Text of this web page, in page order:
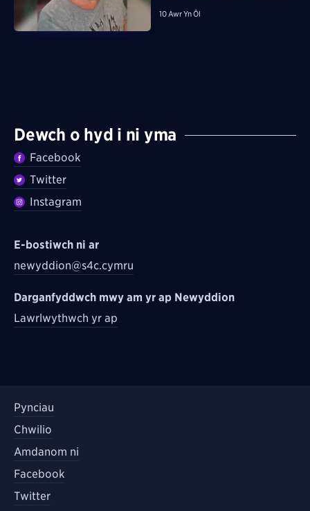
10 Awr Yn Ôl
Dewch o hyd i ni yma
Facebook
Twitter
Instagram
E-bostiwch ni ar
newyddion@s4c.cymru
Darganfyddwch mwy am yr ap Newyddion
Lawrlwythwch yr ap
Pynciau
Chwilio
Amdanom ni
Facebook
Twitter